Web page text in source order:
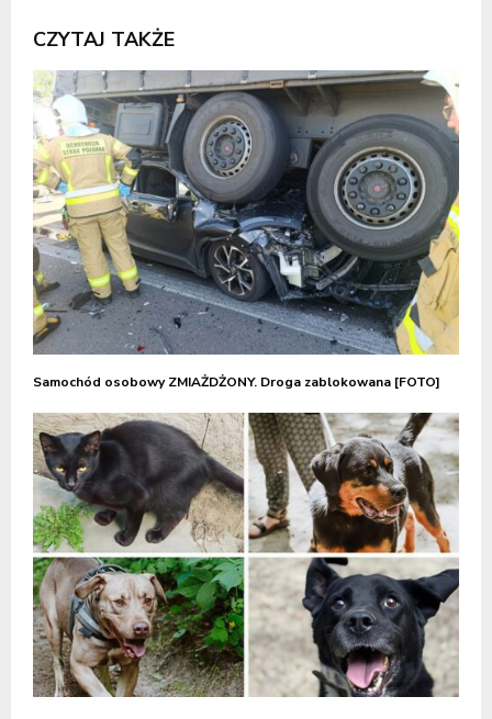
CZYTAJ TAKŻE
Samochód osobowy ZMIAŻDŻONY. Droga zablokowana [FOTO]